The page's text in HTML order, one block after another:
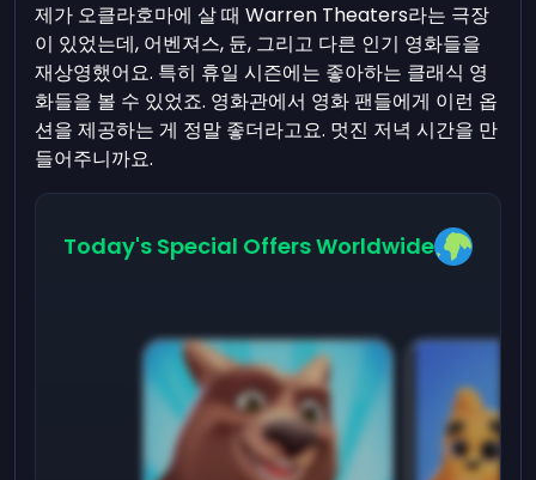
제가 오클라호마에 살 때 Warren Theaters라는 극장
이 있었는데, 어벤져스, 듄, 그리고 다른 인기 영화들을
재상영했어요. 특히 휴일 시즌에는 좋아하는 클래식 영
화들을 볼 수 있었죠. 영화관에서 영화 팬들에게 이런 옵
션을 제공하는 게 정말 좋더라고요. 멋진 저녁 시간을 만
들어주니까요.
Today's Special Offers Worldwide